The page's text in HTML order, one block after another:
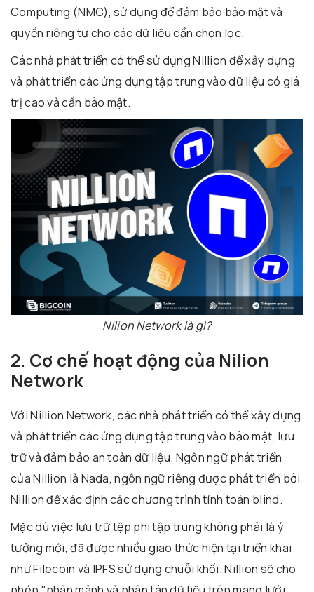
Computing (NMC), sử dụng để đảm bảo bảo mật và
quyền riêng tư cho các dữ liệu cần chọn lọc.
Các nhà phát triển có thể sử dụng Nillion để xây dựng
và phát triển các ứng dụng tập trung vào dữ liệu có giá
trị cao và cần bảo mật.
Nilion Network là gì?
2. Cơ chế hoạt động của Nilion
Network
Với Nillion Network, các nhà phát triển có thể xây dựng
và phát triển các ứng dụng tập trung vào bảo mật, lưu
trữ và đảm bảo an toàn dữ liệu. Ngôn ngữ phát triển
của Nillion là Nada, ngôn ngữ riêng được phát triển bởi
Nillion để xác định các chương trình tính toán blind.
Mặc dù việc lưu trữ tệp phi tập trung không phải là ý
tưởng mới, đã được nhiều giao thức hiện tại triển khai
như Filecoin và IPFS sử dụng chuỗi khối. Nillion sẽ cho